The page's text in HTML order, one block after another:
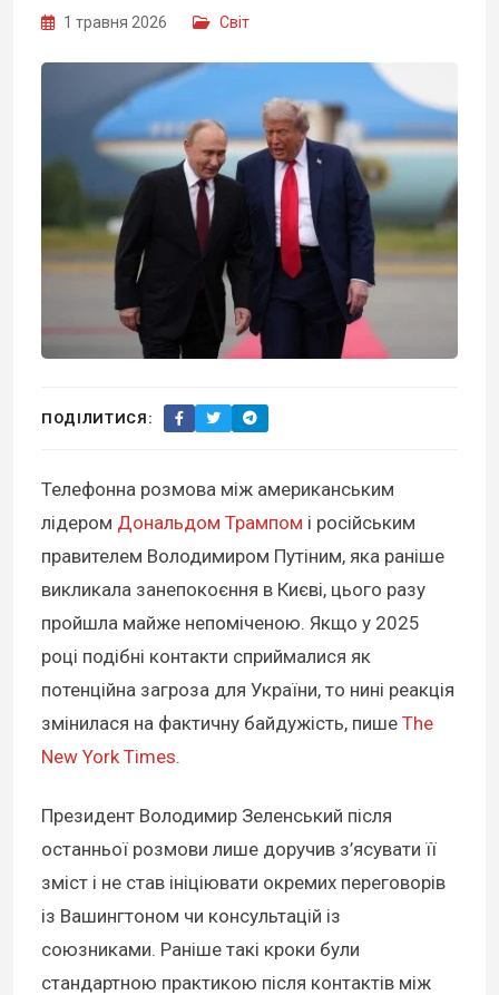
1 травня 2026 Світ
ПОДІЛИТИСЯ:
Телефонна розмова між американським
лідером Дональдом Трампом і російським
правителем Володимиром Путіним, яка раніше
викликала занепокоєння в Києві, цього разу
пройшла майже непоміченою. Якщо у 2025
році подібні контакти сприймалися як
потенційна загроза для України, то нині реакція
змінилася на фактичну байдужість, пише The
New York Times.
Президент Володимир Зеленський після
останньої розмови лише доручив з’ясувати її
зміст і не став ініціювати окремих переговорів
із Вашингтоном чи консультацій із
союзниками. Раніше такі кроки були
стандартною практикою після контактів між